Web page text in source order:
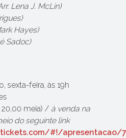
Lena J. McLin)
Hayes)
Sadoc)
sexta-feira, às 19h
meia) / à venda na
do seguinte link
#!/apresentacao/